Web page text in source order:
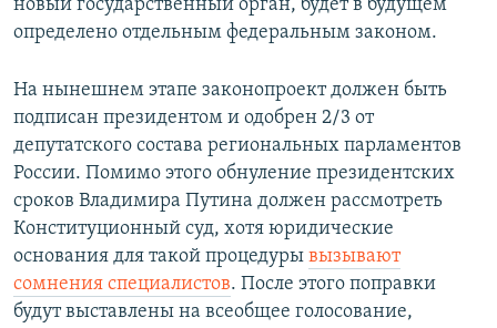
новый государственный орган, будет в будущем
определено отдельным федеральным законом.
На нынешнем этапе законопроект должен быть
подписан президентом и одобрен 2/3 от
депутатского состава региональных парламентов
России. Помимо этого обнуление президентских
сроков Владимира Путина должен рассмотреть
Конституционный суд, хотя юридические
основания для такой процедуры вызывают
сомнения специалистов. После этого поправки
будут выставлены на всеобщее голосование,